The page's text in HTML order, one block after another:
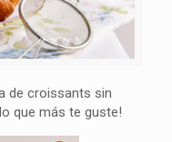
de croissants sin
que más te guste!